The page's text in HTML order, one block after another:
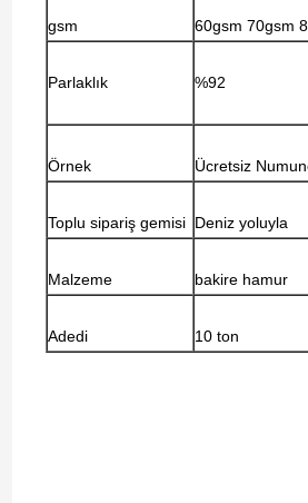
gsm 60gsm 70gsm
Parlaklık %92
Örnek Ücretsiz
Toplu sipariş gemisi Deniz yoluyla
Malzeme bakire hamur
Adedi 10 ton